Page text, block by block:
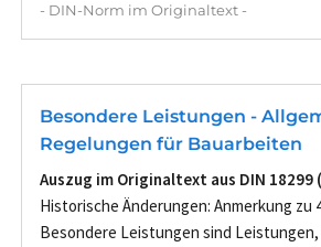
- DIN-Norm im Originaltext -
Besondere Leistungen -
Regelungen für Bauarbeiten
Auszug im Originaltext aus DIN 18299
Historische Änderungen: Anmerkung zu
Besondere Leistungen sind